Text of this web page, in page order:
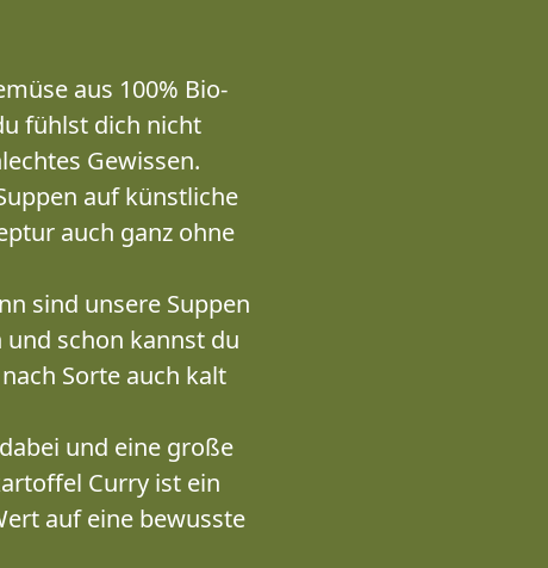
aus 100% Bio-
fühlst dich nicht
Gewissen.
auf künstliche
auch ganz ohne
sind unsere Suppen
schon kannst du
Sorte auch kalt
und eine große
Curry ist ein
auf eine bewusste